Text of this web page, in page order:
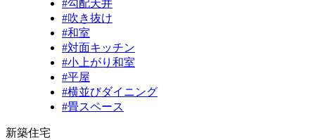
#勾配天井
#吹き抜け
#和室
#対面キッチン
#小上がり和室
#平屋
#横並びダイニング
#畳スペース
新築住宅